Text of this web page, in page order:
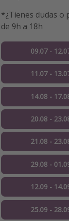
*¿Tienes dudas o
de 9h a 18h
09.07 -
11.07 -
14.08 -
20.08 -
21.08 -
29.08 -
12.09 -
25.09 -